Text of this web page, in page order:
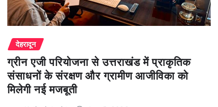
देहरादून
ग्रीन एजी परियोजना से उत्तराखंड में प्राकृतिक
संसाधनों के संरक्षण और ग्रामीण आजीविका को
मिलेगी नई मजबूती